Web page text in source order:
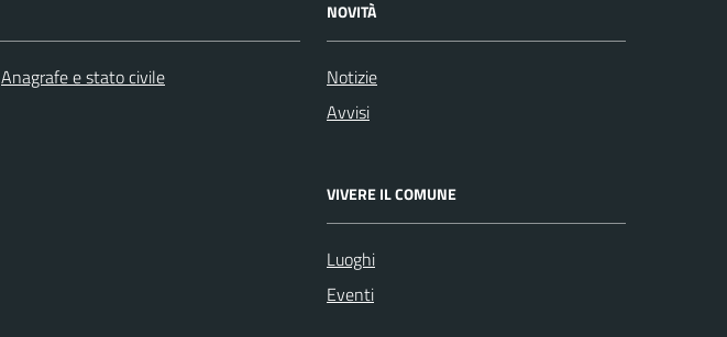
Anagrafe e stato civile
NOVITÀ
Notizie
Avvisi
VIVERE IL COMUNE
Luoghi
Eventi